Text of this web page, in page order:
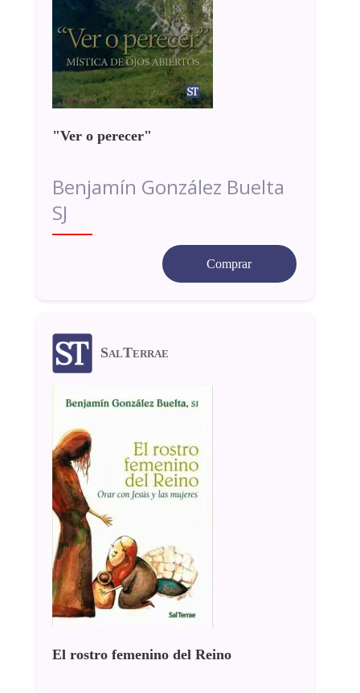
"Ver o perecer"
Benjamín González Buelta
SJ
Comprar
SalTerrae
El rostro femenino del Reino